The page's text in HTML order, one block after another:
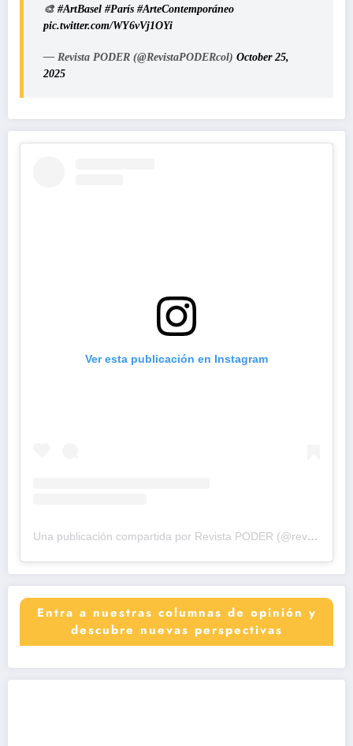
🎨 #ArtBasel #París #ArteContemporáneo
pic.twitter.com/WY6vVj1OYi
— Revista PODER (@RevistaPODERcol) October 25,
2025
Ver esta publicación en Instagram
Una publicación compartida por Revista PODER (@revistapodercol)
Entra a nuestras columnas de opinión y
descubre nuevas perspectivas